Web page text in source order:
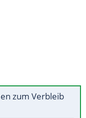
zum Verbleib